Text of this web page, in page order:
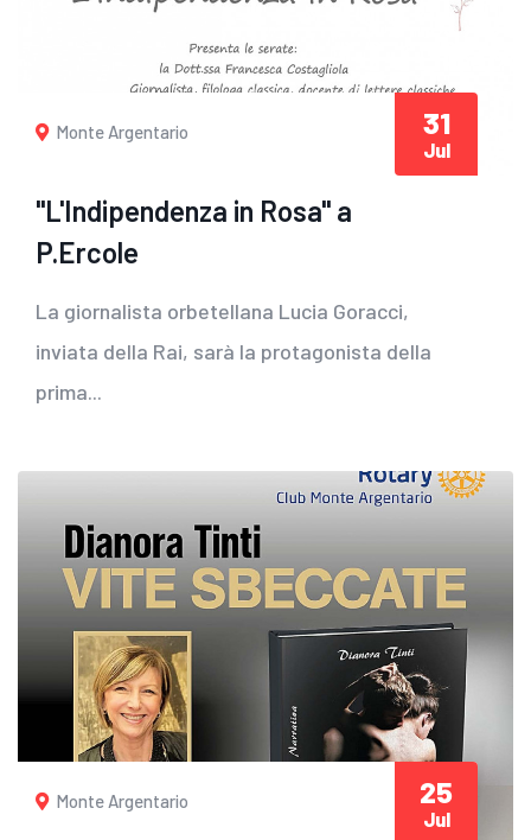
Monte Argentario
"L'Indipendenza in Rosa" a
P.Ercole
La giornalista orbetellana Lucia Goracci,
inviata della Rai, sarà la protagonista della
prima...
31
Jul
Monte Argentario 25
Jul